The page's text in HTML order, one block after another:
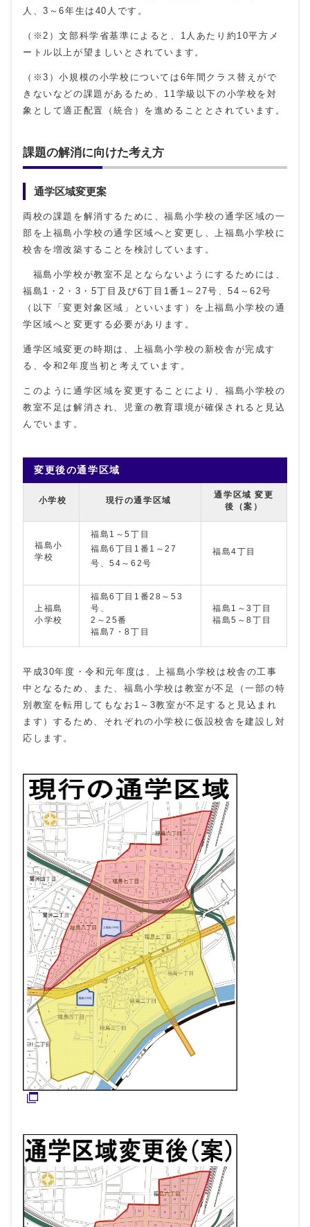
人、3～6年生は40人です。
（※2）文部科学省基準によると、1人あたり約10平方メ
ートル以上が望ましいとされています。
（※3）小規模の小学校については6年間クラス替えがで
きないなどの課題があるため、11学級以下の小学校を対
象として適正配置（統合）を進めることとされています。
課題の解消に向けた考え方
通学区域変更案
両校の課題を解消するために、福島小学校の通学区域の一
部を上福島小学校の通学区域へと変更し、上福島小学校に
校舎を増改築することを検討しています。
福島小学校が教室不足とならないようにするためには、
福島1・2・3・5丁目及び6丁目1番1～27号、54～62号
（以下「変更対象区域」といいます）を上福島小学校の通
学区域へと変更する必要があります。
通学区域変更の時期は、上福島小学校の新校舎が完成す
る、令和2年度当初と考えています。
このように通学区域を変更することにより、福島小学校の
教室不足は解消され、児童の教育環境が確保されると見込
んでいます。
変更後の通学区域
小学校 現行の通学区域
通学区域 変更
後（案）
福島小
学校
福島1～5丁目
福島6丁目1番1～27
号、54～62号
福島4丁目
上福島
小学校
福島6丁目1番28～53
号、
2～25番
福島7・8丁目
福島1～3丁目
福島5～8丁目
平成30年度・令和元年度は、上福島小学校は校舎の工事
中となるため、また、福島小学校は教室が不足（一部の特
別教室を転用してもなお1～3教室が不足すると見込まれ
ます）するため、それぞれの小学校に仮設校舎を建設し対
応します。